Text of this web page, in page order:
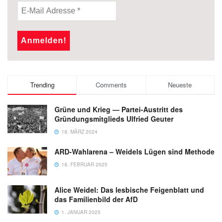
Trending Comments Neueste
Grüne und Krieg — Partei-Austritt des
Gründungsmitglieds Ulfried Geuter
18. MÄRZ 2024
ARD-Wahlarena – Weidels Lügen sind Methode
18. FEBRUAR 2025
Alice Weidel: Das lesbische Feigenblatt und
das Familienbild der AfD
1. JANUAR 2025